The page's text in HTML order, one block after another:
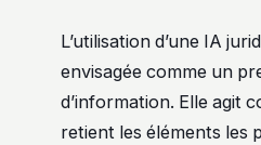
L’utilisation d’une IA
envisagée comme un
d’information. Elle agit
retient les éléments les